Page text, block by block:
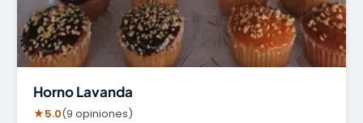
Horno Lavanda
★5.0(9 opiniones)